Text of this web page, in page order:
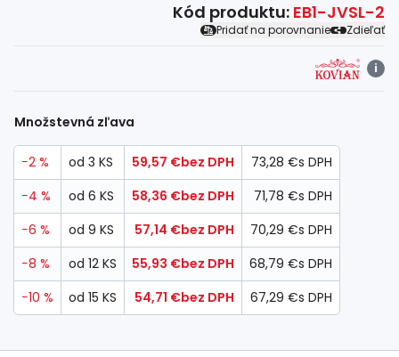
Kód produktu: EB1-JVSL-2
Pridať na porovnanie Zdieľať
i
Množstevná zľava
−2 % od 3 KS 59,57 €bez DPH 73,28 €s DPH
−4 %
od 6 KS 58,36 €bez DPH 71,78 €s DPH
−6 %
od 9 KS 57,14 €bez DPH 70,29 €s DPH
−8 %
od 12 KS 55,93 €bez DPH 68,79 €s DPH
−10 %
od 15 KS 54,71 €bez DPH 67,29 €s DPH